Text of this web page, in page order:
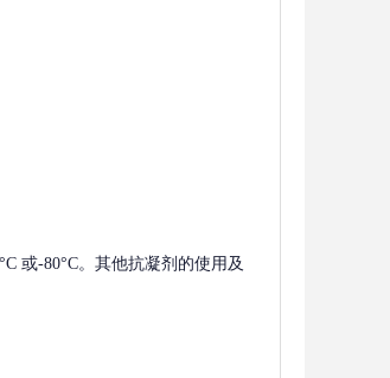
或-80°C。其他抗凝剂的使用及